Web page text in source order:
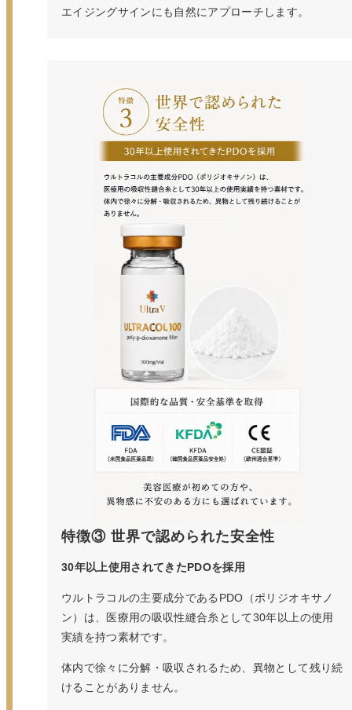
エイジングサインにも自然にアプローチします。
特徴③ 世界で認められた安全性
30年以上使用されてきたPDOを採用
ウルトラコルの主要成分であるPDO（ポリジオキサノ
ン）は、医療用の吸収性縫合糸として30年以上の使用
実績を持つ素材です。
体内で徐々に分解・吸収されるため、異物として残り続
けることがありません。